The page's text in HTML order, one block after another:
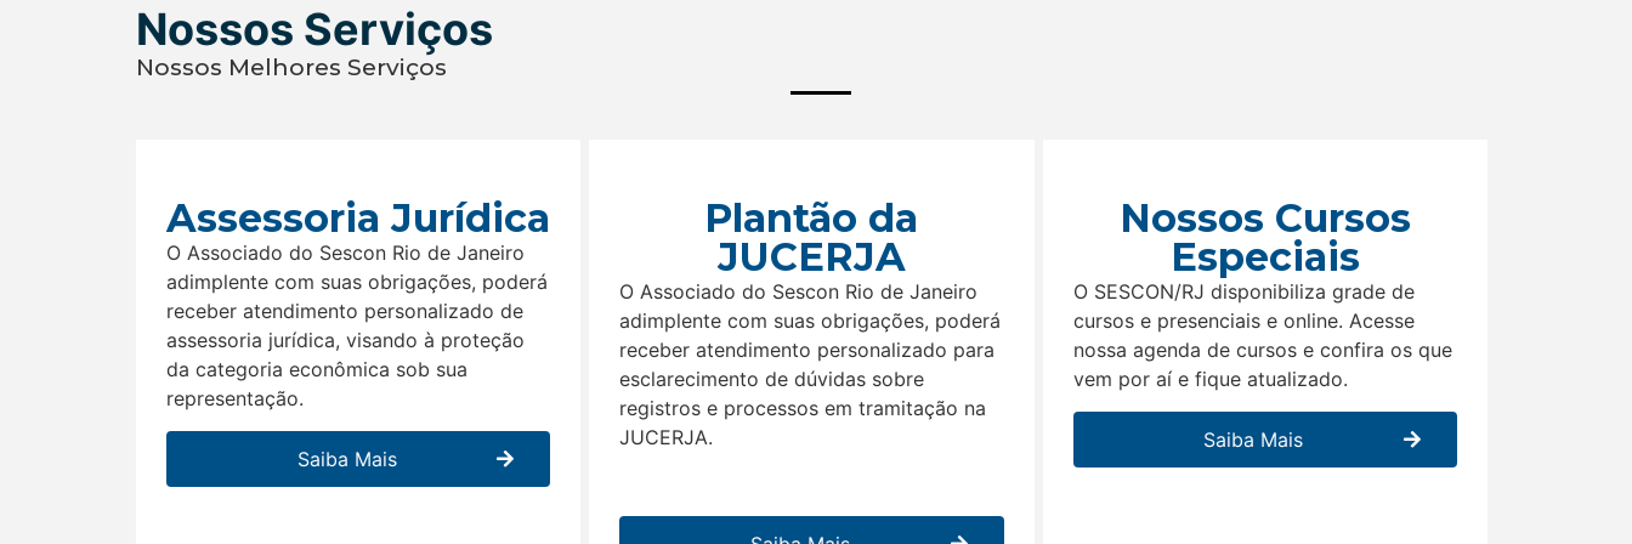
Nossos Serviços
Nossos Melhores Serviços
Assessoria Jurídica
O Associado do Sescon Rio de Janeiro
adimplente com suas obrigações, poderá
receber atendimento personalizado de
assessoria jurídica, visando à proteção
da categoria econômica sob sua
representação.
Saiba Mais
Plantão da
JUCERJA
O Associado do Sescon Rio de Janeiro
adimplente com suas obrigações, poderá
receber atendimento personalizado para
esclarecimento de dúvidas sobre
registros e processos em tramitação na
JUCERJA.
Nossos Cursos
Especiais
O SESCON/RJ disponibiliza grade de
cursos e presenciais e online. Acesse
nossa agenda de cursos e confira os que
vem por aí e fique atualizado.
Saiba Mais